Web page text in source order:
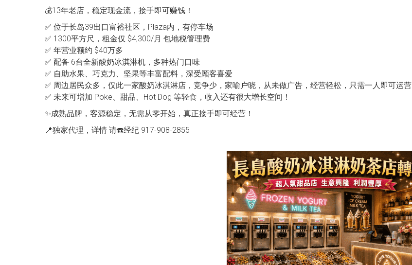
💰13年老店，稳定现金流，接手即可赚钱！
✅ 位于长岛39出口富裕社区，Plaza内，有停车场
✅ 1300平方尺，租金仅 $4,300/月 包地税管理费
✅ 年营业额约 $40万多
✅ 配备 6台全新酸奶冰淇淋机，多种热门口味
✅ 自助水果、巧克力、坚果等丰富配料，深受顾客喜爱
✅ 周边居民众多，仅此一家酸奶冰淇淋店，竞争少，家喻户晓，从未做广告，经营轻松，只需一人即可运营
✅ 未来可增加 Poke、甜品、Hot Dog 等轻食，收入还有很大增长空间！
✨成熟品牌，客源稳定，无需从零开始，真正接手即可经营！
📍独家代理，详情 请☎️经纪 917-908-2855